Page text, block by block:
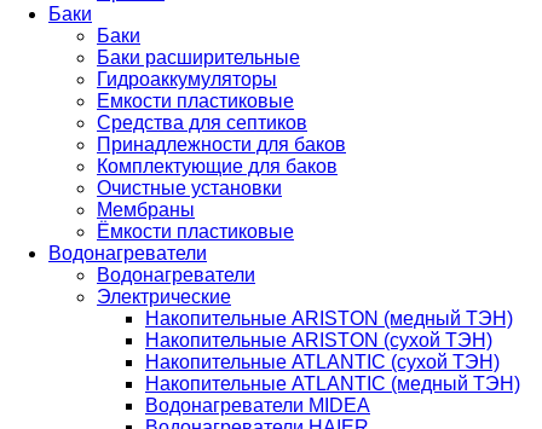
Баки
Баки
Баки расширительные
Гидроаккумуляторы
Емкости пластиковые
Средства для септиков
Принадлежности для баков
Комплектующие для баков
Очистные установки
Мембраны
Ёмкости пластиковые
Водонагреватели
Водонагреватели
Электрические
Накопительные ARISTON (медный ТЭН)
Накопительные ARISTON (сухой ТЭН)
Накопительные ATLANTIC (сухой ТЭН)
Накопительные ATLANTIC (медный ТЭН)
Водонагреватели MIDEA